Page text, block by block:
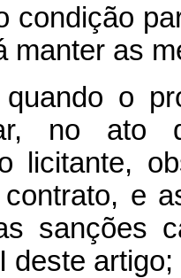
manter as
o
no ato
licitante,
e
sanções
deste artigo;